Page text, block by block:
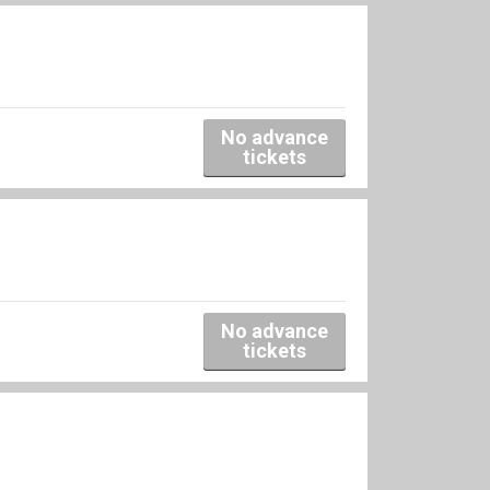
No advance
tickets
No advance
tickets